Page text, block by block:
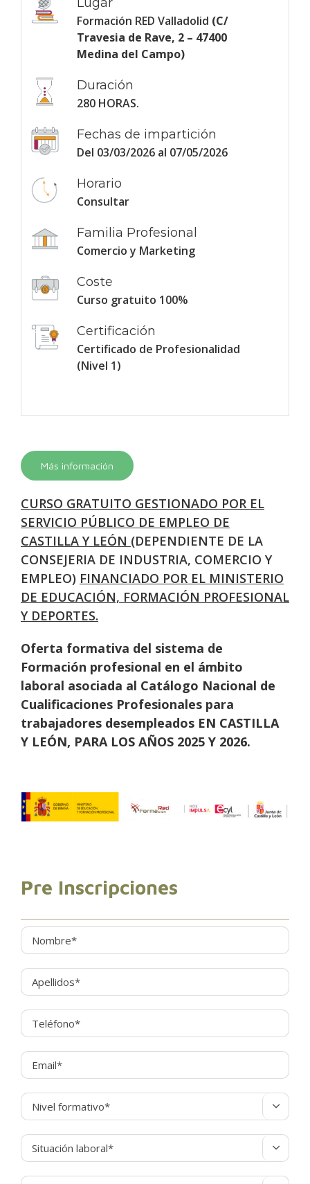
Formación RED Valladolid (C/
Travesia de Rave, 2 – 47400
Medina del Campo)
Duración
280 HORAS.
Fechas de impartición
Del 03/03/2026 al 07/05/2026
Horario
Consultar
Familia Profesional
Comercio y Marketing
Coste
Curso gratuito 100%
Certificación
Certificado de Profesionalidad
(Nivel 1)
Más información
CURSO GRATUITO GESTIONADO POR EL
SERVICIO PÚBLICO DE EMPLEO DE
CASTILLA Y LEÓN (DEPENDIENTE DE LA
CONSEJERIA DE INDUSTRIA, COMERCIO Y
EMPLEO) FINANCIADO POR EL MINISTERIO
DE EDUCACIÓN, FORMACIÓN PROFESIONAL
Y DEPORTES.
Oferta formativa del sistema de
Formación profesional en el ámbito
laboral asociada al Catálogo Nacional de
Cualificaciones Profesionales para
trabajadores desempleadosEN CASTILLA
Y LEÓN, PARA LOS AÑOS 2025 Y 2026.
Pre Inscripciones

